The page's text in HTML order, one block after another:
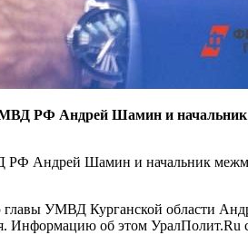
РФ Андрей Шамин и
Андрей Шамин и начальник
главы УМВД Курганской
Информацию об этом УралПолит.Ru